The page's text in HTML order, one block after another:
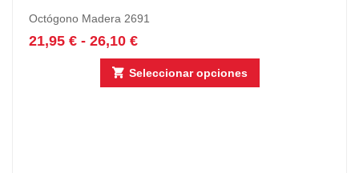
Octógono Madera 2691
21,95 € - 26,10 €
Seleccionar opciones